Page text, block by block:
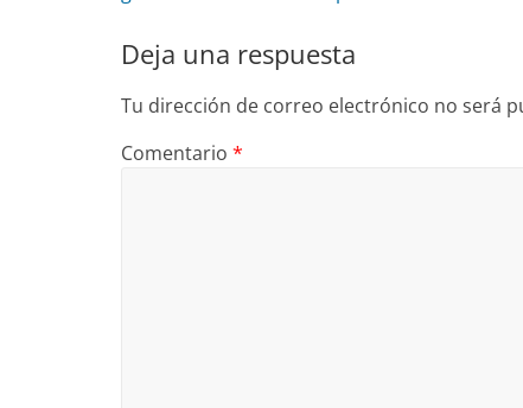
Deja una respuesta
Tu dirección de correo electrónico no será
Comentario *